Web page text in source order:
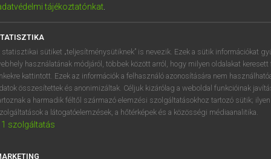
egyetemes nagyszótár
VAN ELŐFIZETÉSED?
megtekintéséhez.
tájékoztatónkat.
statisztikai sütiket „teljesítménysütiknek” is nevezik. Ezek a sütik információkat
használatának módjáról, többek között arról, hogy milyen oldalakat keresett
kattintott. Ezek az információk a felhasználó azonosítására nem
összesítettek és anonimizáltak. Céljuk kizárólag a weboldal funkcióinak
a harmadik féltől származó elemzési szolgáltatásokhoz tartozó sütik;
a látogatóelemzések, a hőtérképek és a közösségi médiaanalitika.
1 szolgáltatás
DE CN FR ES IT NL
1 2 3 4 5 6 7 8 9
q w e r t z u i
a s d f g h j k l é
í y x c v b n m , .